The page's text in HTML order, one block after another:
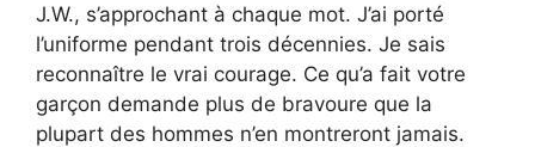
J.W., s’approchant à chaque mot. J’ai porté
l’uniforme pendant trois décennies. Je sais
reconnaître le vrai courage. Ce qu’a fait votre
garçon demande plus de bravoure que la
plupart des hommes n’en montreront jamais.